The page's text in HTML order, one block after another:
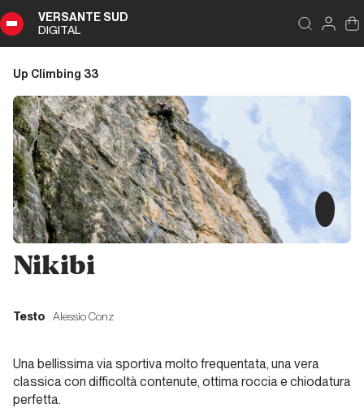
VERSANTE SUD
DIGITAL
Indice
Climbing
33
Sommario
Editoriale
Editoriale
Tempi
Duri
Nikibi
DIGITAL
Up Climbing 33
Testo Alessio Conz
Una bellissima via sportiva molto frequentata, una vera
classica con difficoltà contenute, ottima roccia e chiodatura
perfetta.